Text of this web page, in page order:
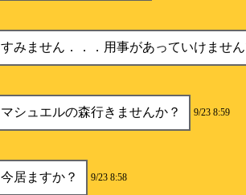
すみません．．．用事があっていけませ
マシュエルの森行きませんか？ 9/23 8:59
今居ますか？ 9/23 8:58